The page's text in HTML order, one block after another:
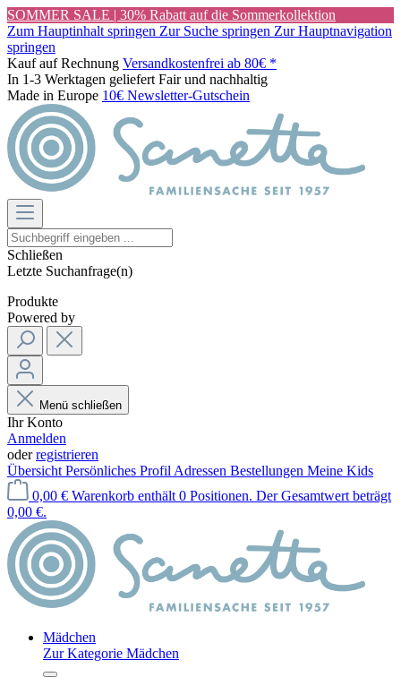
SOMMER SALE | 30% Rabatt auf die Sommerkollektion
Zum Hauptinhalt springen Zur Suche springen Zur Hauptnavigation
springen
Kauf auf Rechnung Versandkostenfrei ab 80€ *
In 1-3 Werktagen geliefert Fair und nachhaltig
Made in Europe 10€ Newsletter-Gutschein
Schließen
Letzte Suchanfrage(n)
Produkte
Powered by
Menü schließen
Ihr Konto
Anmelden
oderregistrieren
Übersicht Persönliches Profil Adressen Bestellungen Meine Kids
0,00 € Warenkorb enthält 0 Positionen. Der Gesamtwert beträgt
0,00 €.
Mädchen
Zur Kategorie Mädchen